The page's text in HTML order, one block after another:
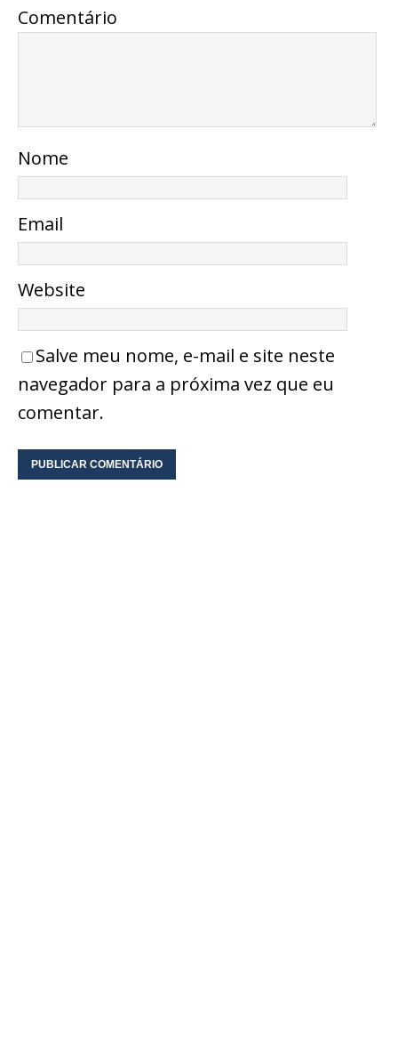
Comentário
Nome
Email
Website
Salve meu nome, e-mail e site neste
navegador para a próxima vez que eu
comentar.